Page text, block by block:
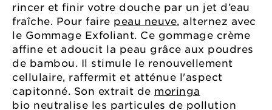
rincer et finir votre douche par un jet d’eau
fraîche. Pour faire peau neuve, alternez avec
le Gommage Exfoliant. Ce gommage crème
affine et adoucit la peau grâce aux poudres
de bambou. Il stimule le renouvellement
cellulaire, raffermit et atténue l'aspect
capitonné. Son extrait de moringa
bio neutralise les particules de pollution